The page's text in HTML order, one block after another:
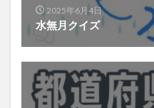
2025年6月4日
水無月クイズ